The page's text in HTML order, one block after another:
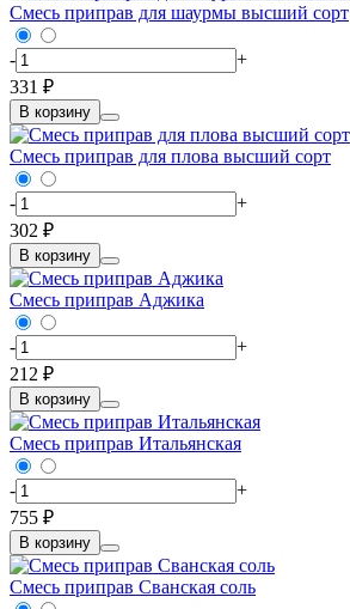
Смесь приправ для шаурмы высший сорт
-
+
331 ₽
В корзину
Смесь приправ для плова высший сорт
-
+
302 ₽
В корзину
Смесь приправ Аджика
-
+
212 ₽
В корзину
Смесь приправ Итальянская
-
+
755 ₽
В корзину
Смесь приправ Сванская соль